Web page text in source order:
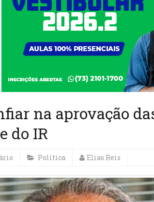
na aprovação
do IR
Política Elias Reis